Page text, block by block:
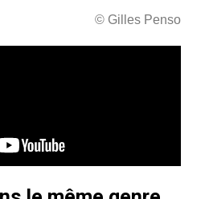
© Gilles Penso